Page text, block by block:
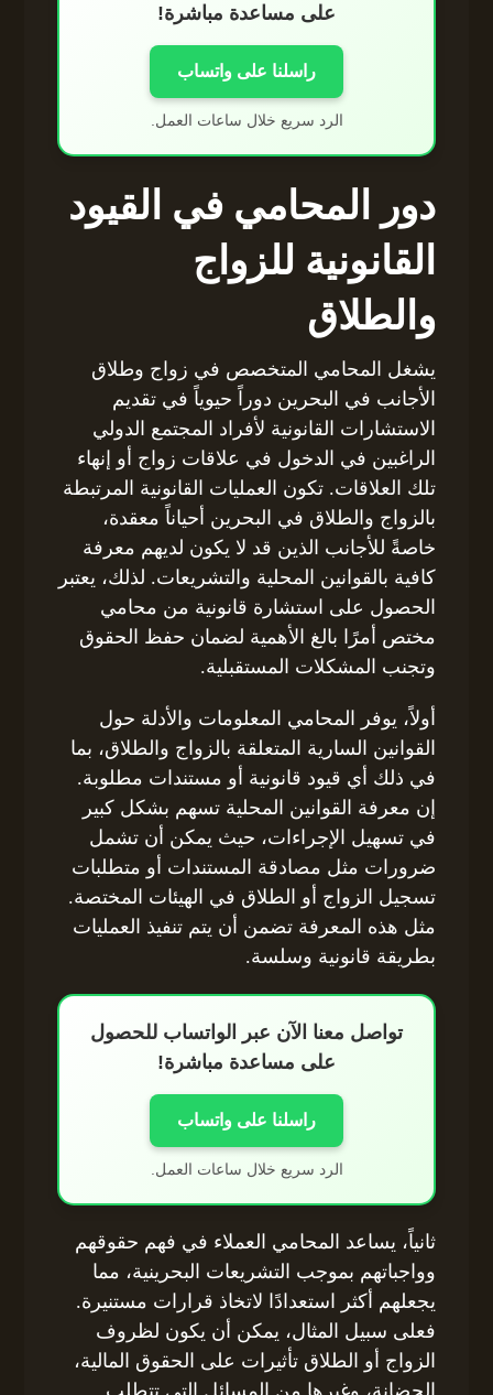
على مساعدة مباشرة!
راسلنا على واتساب
الرد سريع خلال ساعات العمل.
دور المحامي في القيود
القانونية للزواج
والطلاق
يشغل المحامي المتخصص في زواج وطلاق
الأجانب في البحرين دوراً حيوياً في تقديم
الاستشارات القانونية لأفراد المجتمع الدولي
الراغبين في الدخول في علاقات زواج أو إنهاء
تلك العلاقات. تكون العمليات القانونية المرتبطة
بالزواج والطلاق في البحرين أحياناً معقدة،
خاصةً للأجانب الذين قد لا يكون لديهم معرفة
كافية بالقوانين المحلية والتشريعات. لذلك، يعتبر
الحصول على استشارة قانونية من محامي
مختص أمرًا بالغ الأهمية لضمان حفظ الحقوق
وتجنب المشكلات المستقبلية.
أولاً، يوفر المحامي المعلومات والأدلة حول
القوانين السارية المتعلقة بالزواج والطلاق، بما
في ذلك أي قيود قانونية أو مستندات مطلوبة.
إن معرفة القوانين المحلية تسهم بشكل كبير
في تسهيل الإجراءات، حيث يمكن أن تشمل
ضرورات مثل مصادقة المستندات أو متطلبات
تسجيل الزواج أو الطلاق في الهيئات المختصة.
مثل هذه المعرفة تضمن أن يتم تنفيذ العمليات
بطريقة قانونية وسلسة.
تواصل معنا الآن عبر الواتساب للحصول
على مساعدة مباشرة!
راسلنا على واتساب
الرد سريع خلال ساعات العمل.
ثانياً، يساعد المحامي العملاء في فهم حقوقهم
وواجباتهم بموجب التشريعات البحرينية، مما
يجعلهم أكثر استعدادًا لاتخاذ قرارات مستنيرة.
فعلى سبيل المثال، يمكن أن يكون لظروف
الزواج أو الطلاق تأثيرات على الحقوق المالية،
الحضانة، وغيرها من المسائل التي تتطلب